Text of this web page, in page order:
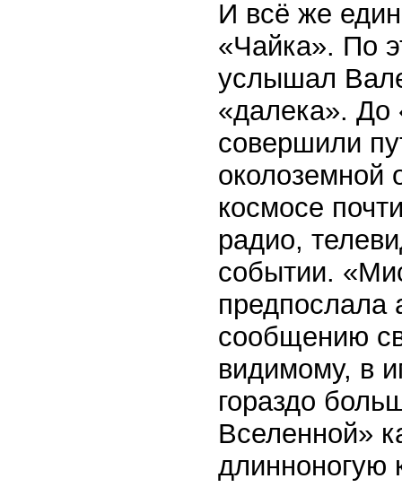
И всё же
«Чайка». По
услышал
«далека». До
совершили
околоземной
космосе
радио,
событии.
предпослала
сообщению
видимому, в
гораздо
Вселенной»
длинноногую